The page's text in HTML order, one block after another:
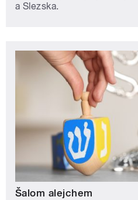
a Slezska.
Šalom alejchem